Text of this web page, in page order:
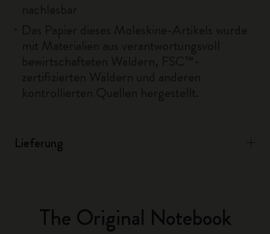
Lieferung
The Original Notebook